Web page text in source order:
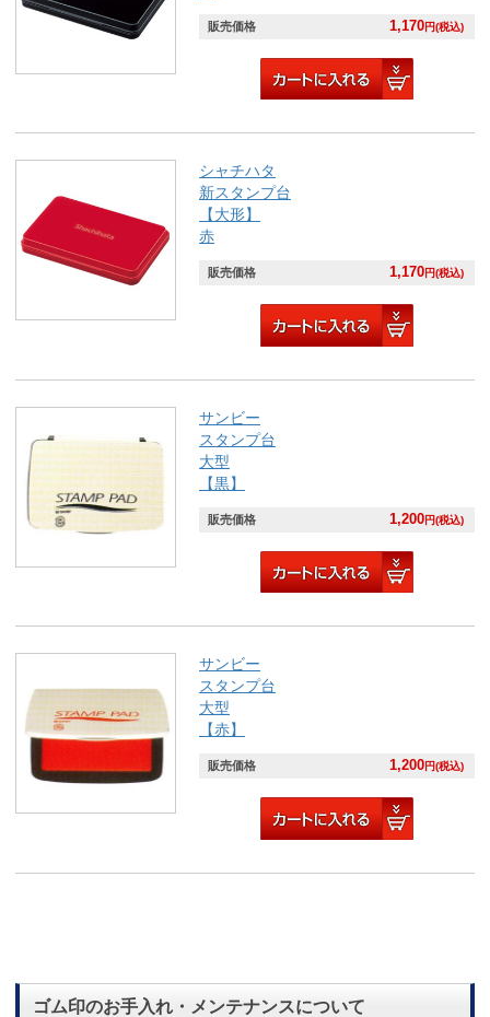
販売価格 1,170円(税込)
シャチハタ
新スタンプ台
【大形】
赤
販売価格 1,170円(税込)
サンビー
スタンプ台
大型
【黒】
販売価格 1,200円(税込)
サンビー
スタンプ台
大型
【赤】
販売価格 1,200円(税込)
ゴム印のお手入れ・メンテナンスについて